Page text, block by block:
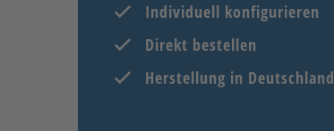
Individuell konfigurieren
Direkt bestellen
Herstellung in Deutschland